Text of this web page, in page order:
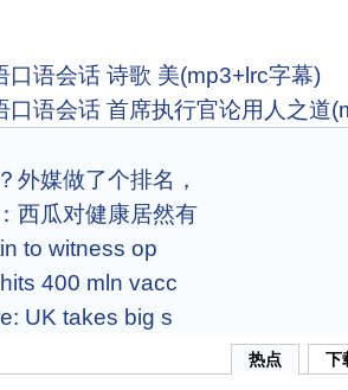
口语会话 诗歌 美(mp3+lrc字幕)
口语会话 首席执行官论用人之道
外媒做了个排名，
西瓜对健康居然有
to witness op
400 mln vacc
UK takes big s
热点 下